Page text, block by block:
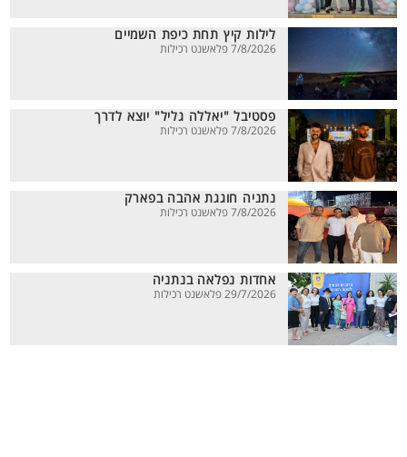
לילות קיץ תחת כיפת השמיים
7/8/2026 פלאשנט רכילות
פסטיבל "יאללה גליל" יוצא לדרך
7/8/2026 פלאשנט רכילות
נתניה חוגגת אהבה בפארק
7/8/2026 פלאשנט רכילות
אחדות נפלאה בנתניה
29/7/2026 פלאשנט רכילות